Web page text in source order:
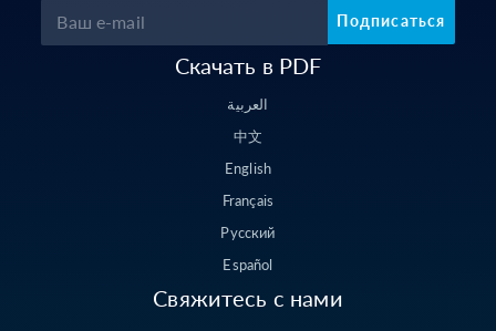
Подписаться
Скачать в PDF
العربية
中文
English
Français
Русский
Español
Свяжитесь с нами